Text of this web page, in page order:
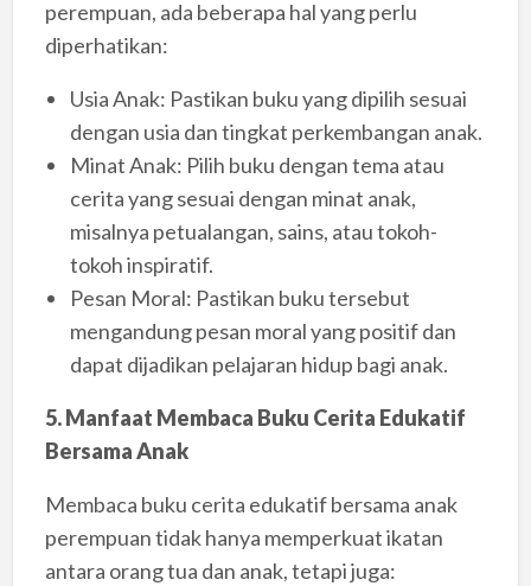
perempuan, ada beberapa hal yang perlu
diperhatikan:
Usia Anak: Pastikan buku yang dipilih sesuai
dengan usia dan tingkat perkembangan anak.
Minat Anak: Pilih buku dengan tema atau
cerita yang sesuai dengan minat anak,
misalnya petualangan, sains, atau tokoh-
tokoh inspiratif.
Pesan Moral: Pastikan buku tersebut
mengandung pesan moral yang positif dan
dapat dijadikan pelajaran hidup bagi anak.
5. Manfaat Membaca Buku Cerita Edukatif
Bersama Anak
Membaca buku cerita edukatif bersama anak
perempuan tidak hanya memperkuat ikatan
antara orang tua dan anak, tetapi juga: